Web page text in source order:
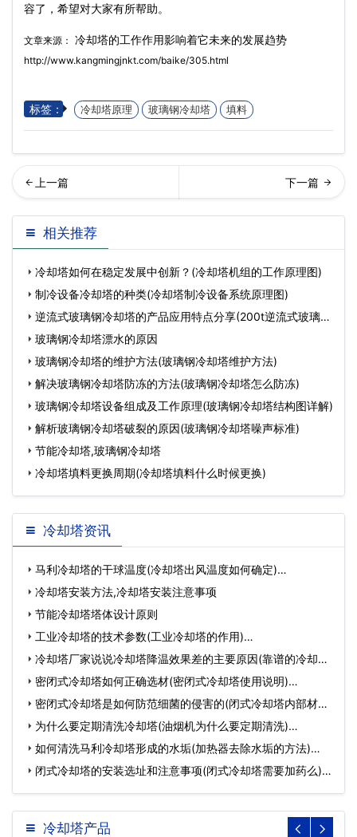
容了，希望对大家有所帮助。
文章来源： 冷却塔的工作作用影响着它未来的发展趋势
http://www.kangmingjnkt.com/baike/305.html
标签： 冷却塔原理 玻璃钢冷却塔 填料
却塔在夏季运行时应注意哪
些问题?…
东冷却塔正常运转时需检查
事项
相关推荐
冷却塔如何在稳定发展中创新？(冷却塔机组的工作原理图)
制冷设备冷却塔的种类(冷却塔制冷设备系统原理图)
逆流式玻璃钢冷却塔的产品应用特点分享(200t逆流式玻璃钢
冷 玻璃钢冷却塔漂水的原因
玻璃钢冷却塔的维护方法(玻璃钢冷却塔维护方法)
解决玻璃钢冷却塔防冻的方法(玻璃钢冷却塔怎么防冻)
玻璃钢冷却塔设备组成及工作原理(玻璃钢冷却塔结构图详解)
解析玻璃钢冷却塔破裂的原因(玻璃钢冷却塔噪声标准)
节能冷却塔,玻璃钢冷却塔
冷却塔填料更换周期(冷却塔填料什么时候更换)
冷却塔资讯
马利冷却塔的干球温度(冷却塔出风温度如何确定)…
冷却塔安装方法,冷却塔安装注意事项
节能冷却塔塔体设计原则
工业冷却塔的技术参数(工业冷却塔的作用)…
冷却塔厂家说说冷却塔降温效果差的主要原因(靠谱的冷却塔
设…密闭式冷却塔如何正确选材(密闭式冷却塔使用说明)…
密闭式冷却塔是如何防范细菌的侵害的(闭式冷却塔内部材料)
… 为什么要定期清洗冷却塔(油烟机为什么要定期清洗)…
如何清洗马利冷却塔形成的水垢(加热器去除水垢的方法)…
闭式冷却塔的安装选址和注意事项(闭式冷却塔需要加药么)…
冷却塔产品